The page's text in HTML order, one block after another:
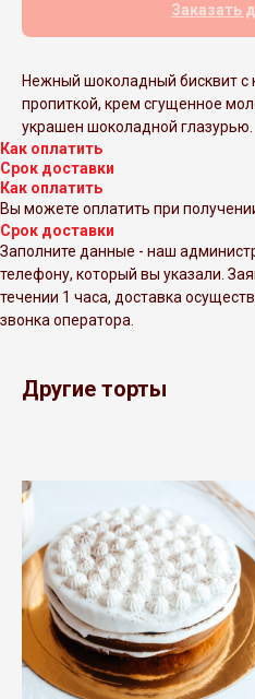
Заказать
Нежный шоколадный бисквит с
пропиткой, крем сгущенное
украшен шоколадной глазурью.
Как оплатить
Срок доставки
Как оплатить
Вы можете оплатить при
Срок доставки
Заполните данные - наш
телефону, который вы указали.
течении 1 часа, доставка
звонка оператора.
Другие торты